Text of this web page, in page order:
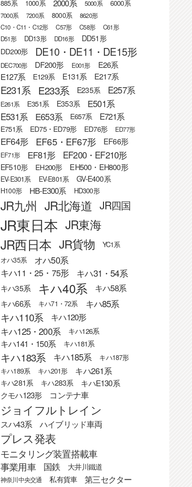
885系 1000系 2000系 5000系 6000系
7000系 7200系 8000系
8620形
C10・C11・C12形
C57形 C58形
C61形
D51形
DD13形 DD16形 DD51形
DD200形 DE10・DE11・DE15形
DEC700形 DF200形 E001形 E26系
E127系 E129系 E131系 E217系
E231系 E233系 E235系 E257系
E261系 E351系 E353系 E501系
E531系 E653系 E657系 E721系
E751系 ED75・ED79形 ED76形 ED77形
EF64形 EF65・EF67形 EF66形
EF71形 EF81形 EF200・EF210形
EF510形 EH200形 EH500・EH800形
EV-E301系 EV-E801系 GV-E400系
H100形 HB-E300系 HD300形
JR九州 JR北海道 JR四国
JR東日本 JR東海
JR西日本 JR貨物
YC1系
オハ35系
オハ50系
キハ11・25・75形 キハ31・54系
キハ35系 キハ40系
キハ58系
キハ66系
キハ71・72系 キハ85系
キハ110系 キハ120形
キハ125・200系 キハ126系
キハ141・150系 キハ181系
キハ183系 キハ185系
キハ187形
キハ189系
キハ201形 キハ261系
キハ281系 キハ283系
キハE130系
クモハ123形
コンテナ車
ジョイフルトレイン
スハ43系 ハイブリッド車両
プレス発表
モニタリング装置搭載車
事業用車 国鉄 大井川鐵道
神奈川中央交通 私有貨車
第三セクター